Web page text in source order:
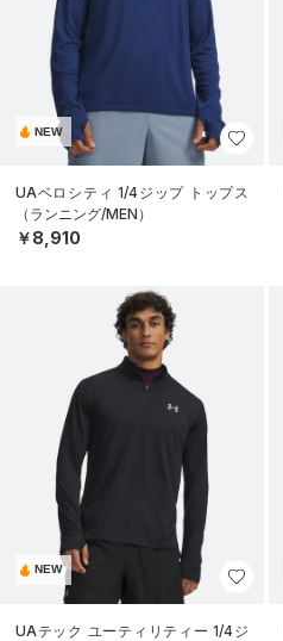
NEW
UAベロシティ 1/4ジップ トップス
（ランニング/MEN）
￥8,910
NEW
UAテック ユーティリティー 1/4ジ